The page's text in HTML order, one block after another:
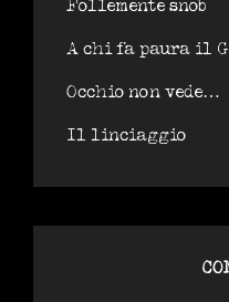
Follemente snob
A chi fa paura il
Occhio non vede…
Il linciaggio